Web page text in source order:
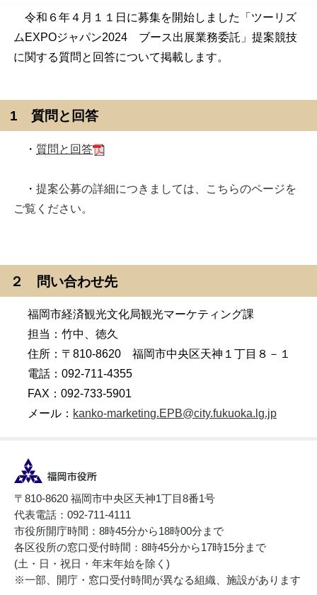
令和６年４月１１日に募集を開始しました「ツーリズ
ムEXPOジャパン2024 ブース出展業務委託」提案競技
に関する質問と回答について掲載します。
1 質問と回答
・ 質問と回答
・提案公募の詳細につきましては、こちらのページを
ご覧ください。
２ 問い合わせ先
福岡市経済観光文化局観光マーケティング課
担当：竹中、徳久
住所：〒810-8620 福岡市中央区天神１丁目８－１
電話：092-711-4355
FAX：092-733-5901
メール： kanko-marketing.EPB@city.fukuoka.lg.jp
〒810-8620 福岡市中央区天神1丁目8番1号
代表電話：092-711-4111
市役所開庁時間：8時45分から18時00分まで
各区役所の窓口受付時間：8時45分から17時15分まで
(土・日・祝日・年末年始を除く)
※一部、開庁・窓口受付時間が異なる組織、施設があります